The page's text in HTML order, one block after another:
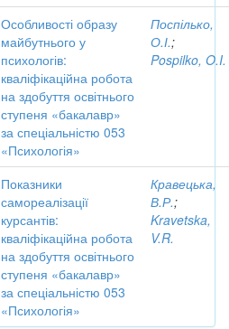
Особливості образу
майбутнього у
психологів:
кваліфікаційна робота
на здобуття освітнього
ступеня «бакалавр»
за спеціальністю 053
«Психологія»
Поспілько,
О.І.;
Pospilko, O.I.
Показники
самореалізації
курсантів:
кваліфікаційна робота
на здобуття освітнього
ступеня «бакалавр»
за спеціальністю 053
«Психологія»
Кравецька,
В.Р.;
Kravetska,
V.R.